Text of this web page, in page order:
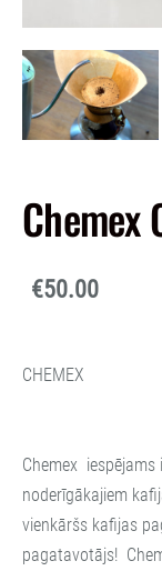
Chemex
€50.00
CHEMEX
Chemex
noderīgākajiem
vienkāršs kafijas
pagatavotājs!